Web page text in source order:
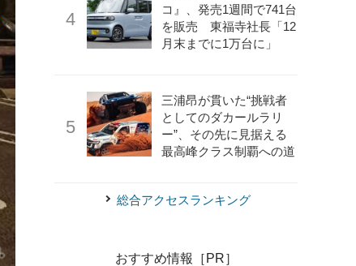
コ』、発売1週間で741台
を販売 東福寺社長「12
月末までに1万台に」
三浦昂が貫いた“挑戦者
としてのダカールラリ
ー”、その先に見据える
最高峰クラス制覇への道
総合アクセスランキング
おすすめ情報［PR］